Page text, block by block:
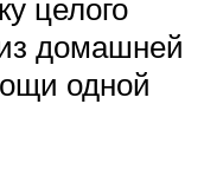
целого
домашней
одной